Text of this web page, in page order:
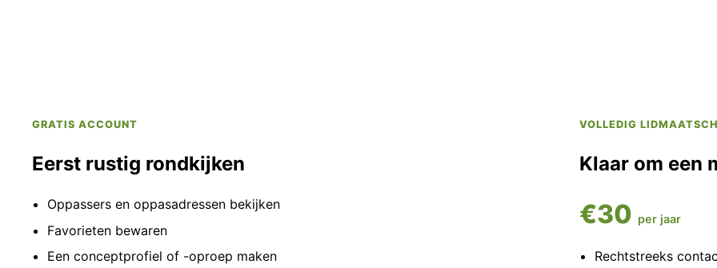
GRATIS ACCOUNT
Eerst rustig rondkijken
Oppassers en oppasadressen bekijken
Favorieten bewaren
Een conceptprofiel of -oproep maken
VOLLEDIG
Klaar om een
€30 per jaar
Rechtstreeks